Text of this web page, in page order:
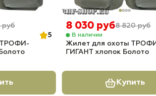
руб
5
ТРОФИ-
8 030 руб8 820 руб
В наличии
Жилет для охоты
ГИГАНТ хлопок Болото
Купить